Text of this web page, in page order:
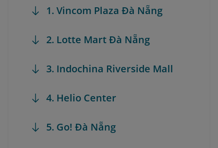
1. Vincom Plaza Đà Nẵng
2. Lotte Mart Đà Nẵng
3. Indochina Riverside Mall
4. Helio Center
5. Go! Đà Nẵng